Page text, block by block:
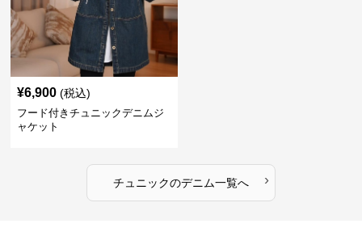
¥6,900 (税込)
フード付きチュニックデニムジ
ャケット
チュニックのデニム一覧へ ›